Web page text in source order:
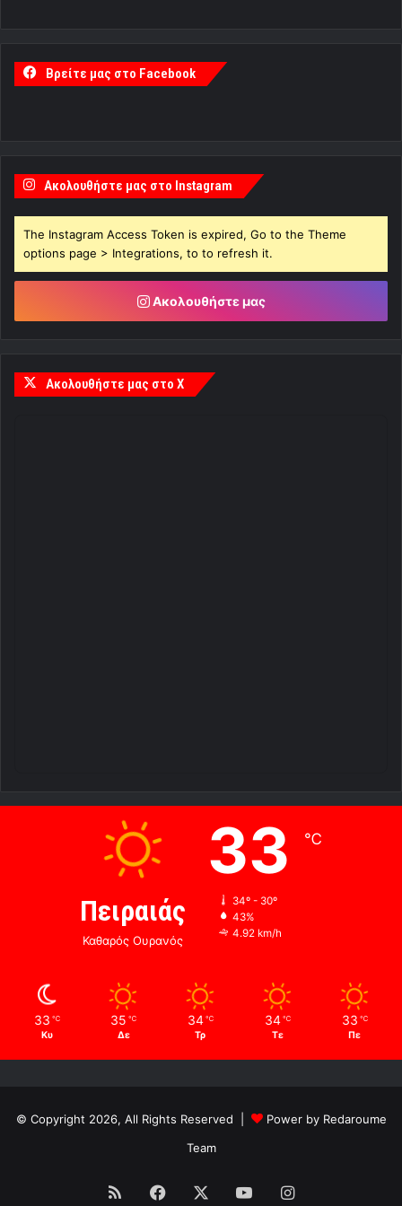
Βρείτε μας στο Facebook
Ακολουθήστε μας στο Instagram
The Instagram Access Token is expired, Go to the Theme
options page > Integrations, to to refresh it.
Ακολουθήστε μας
Ακολουθήστε μας στο X
Πειραιάς
Καθαρός Ουρανός
33 ℃
34º - 30º
43%
4.92 km/h
33 ℃
Κυ
35 ℃
Δε
34 ℃
Τρ
34 ℃
Τε
33 ℃
Πε
© Copyright 2026, All Rights Reserved |
Power by Redaroume
Team
RSS Facebook YouTubeInstagram